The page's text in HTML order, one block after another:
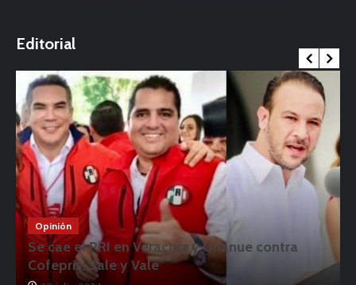
Editorial
Opinión
Se cae el PRI en Veracruz y Unánue contra
Cofepris: Sale y Vale